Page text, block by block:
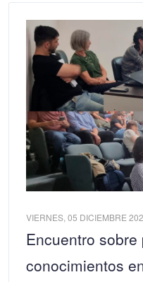
VIERNES, 05 DICIEMBRE
Encuentro
conocimientos